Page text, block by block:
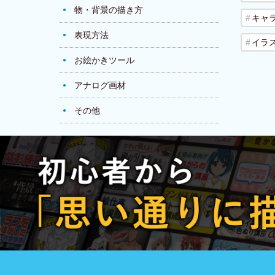
物・背景の描き方
表現方法
お絵かきツール
アナログ画材
その他
キャ
イラ